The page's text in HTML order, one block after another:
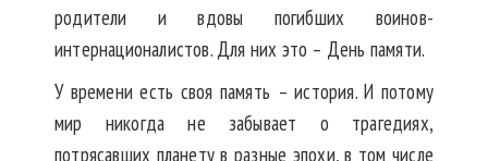
родители и вдовы погибших воинов-
интернационалистов. Для них это – День памяти.
У времени есть своя память – история. И потому
мир никогда не забывает о трагедиях,
потрясавших планету в разные эпохи, в том числе